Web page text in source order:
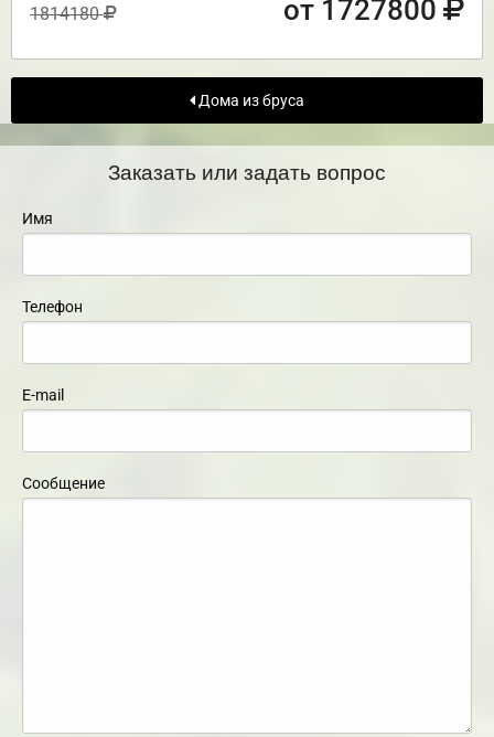
1814180 от 1727800
Дома из бруса
Заказать или задать вопрос
Имя
Телефон
E-mail
Сообщение